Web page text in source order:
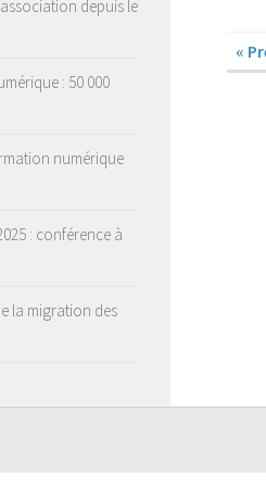
«
depuis le
: 50 000
numérique
: conférence à
la migration des